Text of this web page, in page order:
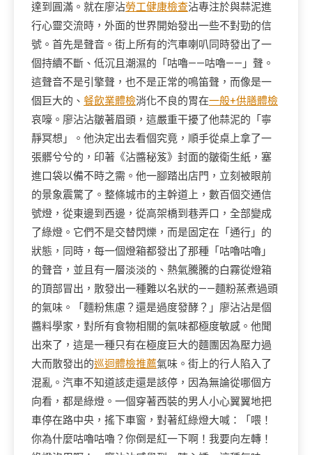
達到圓滿。就在廖沾勞工健康檢查沾專注於與蒜泥進
行心靈交流時，外面的世界開始發出一些不對勁的信
號。首先是聲音。街上所有的汽車喇叭同時發出了一
個持續不斷、低沉且潮濕的「咕嚕——咕嚕——」聲。
這聲音不是引擎聲，也不是正常的鳴笛聲，而像是一
個巨大的、 餐飲業體檢消化不良的胃在一般+供膳體檢
哀嚎。廖沾沾皺著眉頭，這嚴重干擾了他蒜泥的「寧
靜冥想」。他決定出去看個究竟，順手從桌上拿了一
張髒兮兮的，印著《沾醬秘笈》封面的皺衛生紙，塞
進口袋以備不時之需。他一腳踏出店門，立刻被眼前
的景象震驚了。整條城市的主幹道上，數百個交通信
號燈，從東邊到西邊，從高架橋到巷弄口，全部變成
了綠燈。它們不是交替閃爍，而是固定在「通行」的
狀態，同時，每一個燈箱都發出了那種「咕嚕咕嚕」
的聲音，並且有一層淡淡的、熱氣騰騰的白霧從燈箱
的頂部冒出，散發出一種難以名狀的——麵粉蒸煮過頭
的氣味。「麵粉焦慮？還是過度發酵？」廖沾沾是個
醬料學家，對所有食物相關的氣味都極度敏感。他聞
出來了，這是一種只有在極度巨大的麵團因為壓力過
大而散發出的巡迴體檢推薦氣味。街上的行人陷入了
混亂。汽車不知道該走還是該停，因為無論從哪個方
向看，都是綠燈。一個穿著西裝的男人小心翼翼地把
車停在路中央，搖下車窗，對著紅綠燈大喊：「喂！
你為什麼咕嚕咕嚕？你倒是紅一下啊！我要向左轉！